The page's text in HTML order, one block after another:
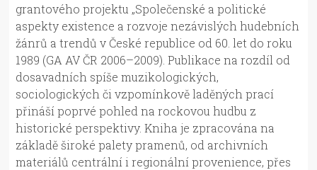
grantového projektu „Společenské a politické
aspekty existence a rozvoje nezávislých hudebních
žánrů a trendů v České republice od 60. let do roku
1989 (GA AV ČR 2006–2009). Publikace na rozdíl od
dosavadních spíše muzikologických,
sociologických či vzpomínkově laděných prací
přináší poprvé pohled na rockovou hudbu z
historické perspektivy. Kniha je zpracována na
základě široké palety pramenů, od archivních
materiálů centrální i regionální provenience, přes